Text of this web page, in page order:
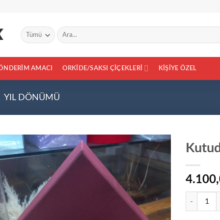
Ara:
AMACI ORKIDE/SAKSI ÇIÇEKLERI KIŞIYE ÖZEL
YIL DÖNÜMÜ
Add to
wishlist
Kutuda